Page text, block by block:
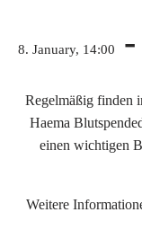
8. January, 14:00 -
Regelmäßig finden
Haema
einen wichtigen
Weitere